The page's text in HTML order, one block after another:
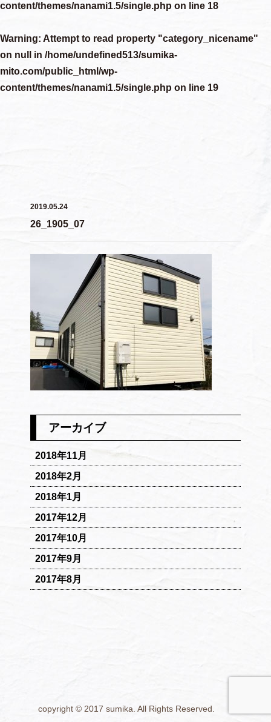
content/themes/nanami1.5/single.php on line 18
Warning: Attempt to read property "category_nicename"
on null in /home/undefined513/sumika-
mito.com/public_html/wp-
content/themes/nanami1.5/single.php on line 19
2019.05.24
26_1905_07
アーカイブ
2018年11月
2018年2月
2018年1月
2017年12月
2017年10月
2017年9月
2017年8月
copyright © 2017 sumika. All Rights Reserved.